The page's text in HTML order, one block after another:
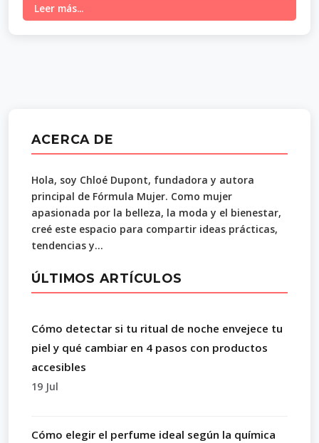
Leer más...
ACERCA DE
Hola, soy Chloé Dupont, fundadora y autora
principal de Fórmula Mujer. Como mujer
apasionada por la belleza, la moda y el bienestar,
creé este espacio para compartir ideas prácticas,
tendencias y...
ÚLTIMOS ARTÍCULOS
Cómo detectar si tu ritual de noche envejece tu
piel y qué cambiar en 4 pasos con productos
accesibles
19 Jul
Cómo elegir el perfume ideal según la química